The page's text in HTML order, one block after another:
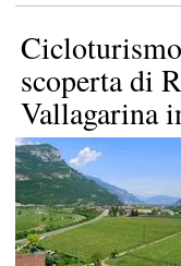
scoperta di
Vallagarina